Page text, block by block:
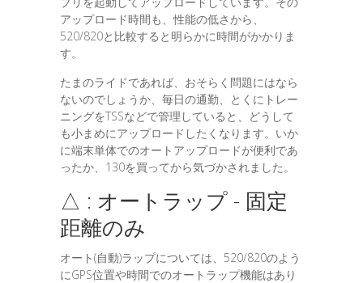
アップロード時間も、性能の低さから、
520/820と比較すると明らかに時間がかかりま
す。
たまのライドであれば、おそらく問題にはなら
ないのでしょうか、毎日の通勤、とくにトレー
ニングをTSSなどで管理していると、どうして
も小まめにアップロードしたくなります。いか
に端末単体でのオートアップロードが便利であ
ったか、130を買ってから気づかされました。
△ : オートラップ - 固定
距離のみ
オート(自動)ラップについては、520/820のよう
にGPS位置や時間でのオートラップ機能はあり